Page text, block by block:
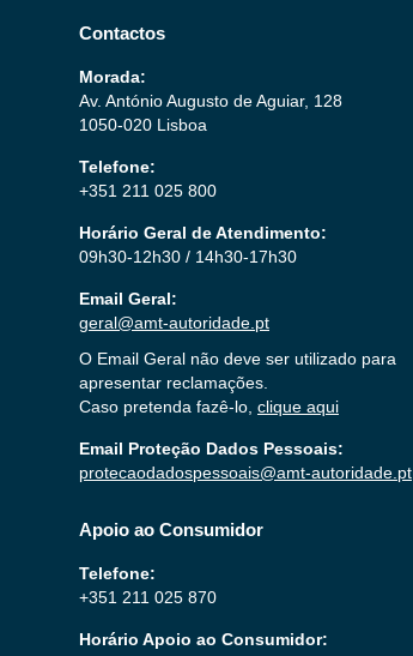
Contactos
Morada:
Av. António Augusto de Aguiar, 128
1050-020 Lisboa
Telefone:
+351 211 025 800
Horário Geral de Atendimento:
09h30-12h30 / 14h30-17h30
Email Geral:
geral@amt-autoridade.pt
O Email Geral não deve ser utilizado para
apresentar reclamações.
Caso pretenda fazê-lo, clique aqui
Email Proteção Dados Pessoais:
protecaodadospessoais@amt-autoridade.pt
Apoio ao Consumidor
Telefone:
+351 211 025 870
Horário Apoio ao Consumidor: